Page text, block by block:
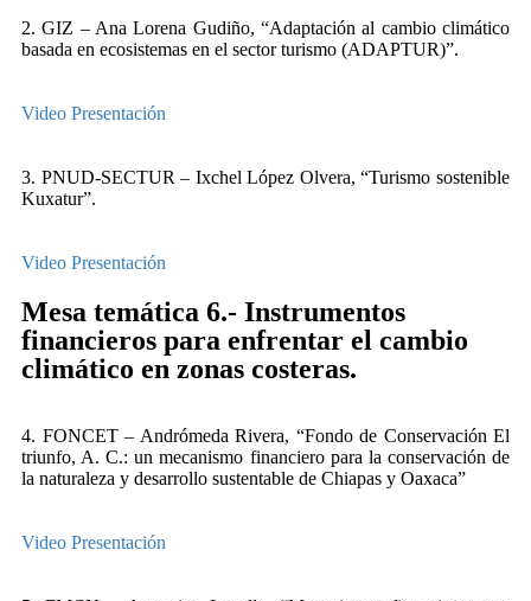
2. GIZ – Ana Lorena Gudiño, “Adaptación al cambio climático
basada en ecosistemas en el sector turismo (ADAPTUR)”.
Video Presentación
3. PNUD-SECTUR – Ixchel López Olvera, “Turismo sostenible
Kuxatur”.
Video Presentación
Mesa temática 6.- Instrumentos
financieros para enfrentar el cambio
climático en zonas costeras.
4. FONCET – Andrómeda Rivera, “Fondo de Conservación El
triunfo, A. C.: un mecanismo financiero para la conservación de
la naturaleza y desarrollo sustentable de Chiapas y Oaxaca”
Video Presentación